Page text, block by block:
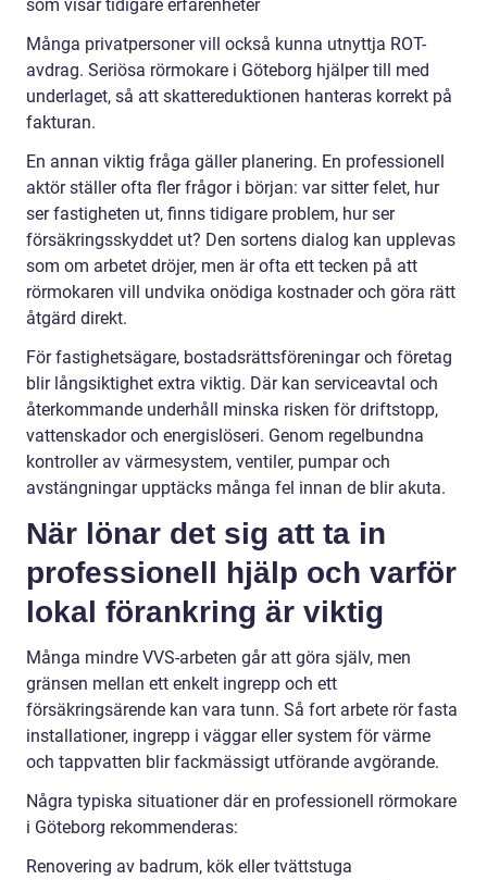
som visar tidigare erfarenheter
Många privatpersoner vill också kunna utnyttja ROT-
avdrag. Seriösa rörmokare i Göteborg hjälper till med
underlaget, så att skattereduktionen hanteras korrekt på
fakturan.
En annan viktig fråga gäller planering. En professionell
aktör ställer ofta fler frågor i början: var sitter felet, hur
ser fastigheten ut, finns tidigare problem, hur ser
försäkringsskyddet ut? Den sortens dialog kan upplevas
som om arbetet dröjer, men är ofta ett tecken på att
rörmokaren vill undvika onödiga kostnader och göra rätt
åtgärd direkt.
För fastighetsägare, bostadsrättsföreningar och företag
blir långsiktighet extra viktig. Där kan serviceavtal och
återkommande underhåll minska risken för driftstopp,
vattenskador och energislöseri. Genom regelbundna
kontroller av värmesystem, ventiler, pumpar och
avstängningar upptäcks många fel innan de blir akuta.
När lönar det sig att ta in
professionell hjälp och varför
lokal förankring är viktig
Många mindre VVS-arbeten går att göra själv, men
gränsen mellan ett enkelt ingrepp och ett
försäkringsärende kan vara tunn. Så fort arbete rör fasta
installationer, ingrepp i väggar eller system för värme
och tappvatten blir fackmässigt utförande avgörande.
Några typiska situationer där en professionell rörmokare
i Göteborg rekommenderas:
Renovering av badrum, kök eller tvättstuga